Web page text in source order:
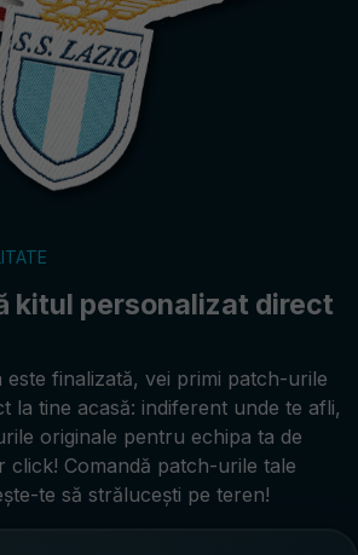
kitul personalizat direct
este finalizată, vei primi patch-urile
la tine acasă: indiferent unde te afli,
originale pentru echipa ta de
click! Comandă patch-urile tale
te să strălucești pe teren!